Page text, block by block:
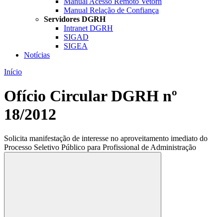
Manual Relação de Confiança
Servidores DGRH
Intranet DGRH
SIGAD
SIGEA
Notícias
Início
Ofício Circular DGRH nº
18/2012
Solicita manifestação de interesse no aproveitamento imediato do
Processo Seletivo Público para Profissional de Administração